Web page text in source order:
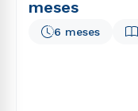
meses
6 meses